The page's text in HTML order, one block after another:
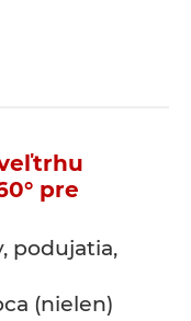
pre
podujatia,
(nielen)